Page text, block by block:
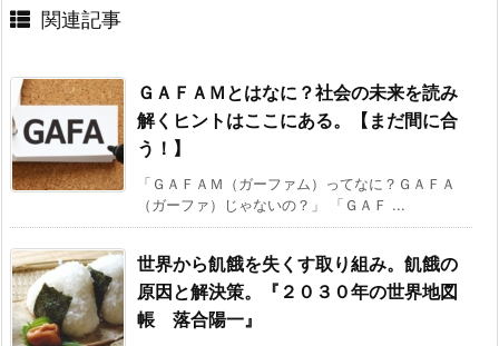
関連記事
ＧＡＦＡＭとはなに？社会の未来を読み
解くヒントはここにある。【まだ間に合
う！】
「ＧＡＦＡＭ（ガーファム）ってなに？ＧＡＦＡ
（ガーファ）じゃないの？」 「ＧＡＦ ...
世界から飢餓を失くす取り組み。飢餓の
原因と解決策。『２０３０年の世界地図
帳 落合陽一』